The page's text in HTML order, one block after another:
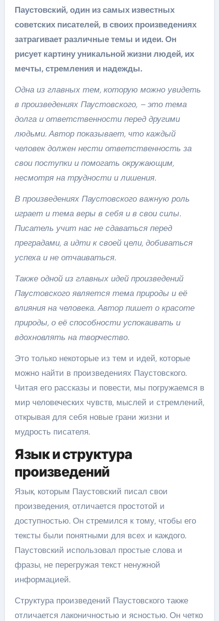
Паустовский, один из самых известных
советских писателей, в своих произведениях
затрагивает различные темы и идеи. Он
рисует картину уникальной жизни людей, их
мечты, стремления и надежды.
Одна из главных тем, которую можно увидеть
в произведениях Паустовского, – это тема
долга и ответственности перед другими
людьми. Автор показывает, что каждый
человек должен нести ответственность за
свои поступки и помогать окружающим,
несмотря на трудности и лишения.
В произведениях Паустовского важную роль
играет и тема веры в себя и в свои силы.
Писатель учит нас не сдаваться перед
преградами, а идти к своей цели, добиваться
успеха и не отчаиваться.
Также одной из главных идей произведений
Паустовского является тема природы и её
влияния на человека. Автор пишет о красоте
природы, о её способности успокаивать и
вдохновлять на творчество.
Это только некоторые из тем и идей, которые
можно найти в произведениях Паустовского.
Читая его рассказы и повести, мы погружаемся в
мир человеческих чувств, мыслей и стремлений,
открывая для себя новые грани жизни и
мудрость писателя.
Язык и структура
произведений
Язык, которым Паустовский писал свои
произведения, отличается простотой и
доступностью. Он стремился к тому, чтобы его
тексты были понятными для всех и каждого.
Паустовский использовал простые слова и
фразы, не перегружая текст ненужной
информацией.
Структура произведений Паустовского также
отличается лаконичностью и ясностью. Он четко